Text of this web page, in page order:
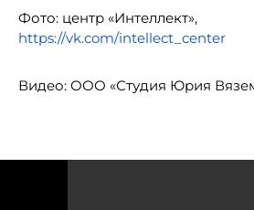
Фото: центр «Интеллект»,
https://vk.com/intellect_center
Видео: ООО «Студия Юрия